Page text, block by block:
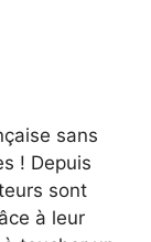
sans
! Depuis
sont
à leur